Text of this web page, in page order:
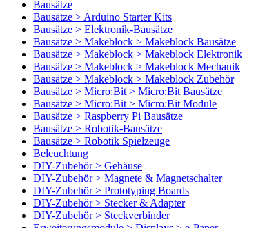
Bausätze
Bausätze > Arduino Starter Kits
Bausätze > Elektronik-Bausätze
Bausätze > Makeblock > Makeblock Bausätze
Bausätze > Makeblock > Makeblock Elektronik
Bausätze > Makeblock > Makeblock Mechanik
Bausätze > Makeblock > Makeblock Zubehör
Bausätze > Micro:Bit > Micro:Bit Bausätze
Bausätze > Micro:Bit > Micro:Bit Module
Bausätze > Raspberry Pi Bausätze
Bausätze > Robotik-Bausätze
Bausätze > Robotik Spielzeuge
Beleuchtung
DIY-Zubehör > Gehäuse
DIY-Zubehör > Magnete & Magnetschalter
DIY-Zubehör > Prototyping Boards
DIY-Zubehör > Stecker & Adapter
DIY-Zubehör > Steckverbinder